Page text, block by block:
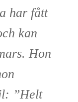
har fått
kan
Hon
”Helt